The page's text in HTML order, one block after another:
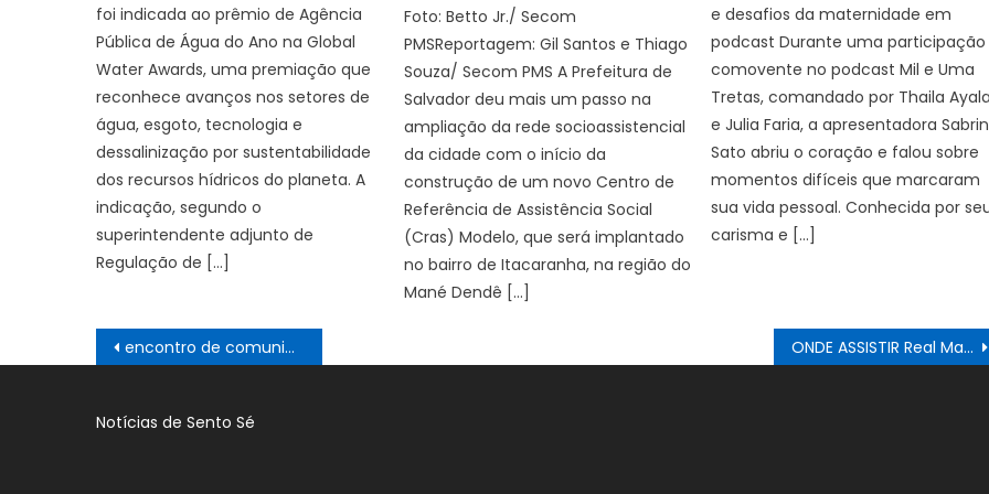
foi indicada ao prêmio de Agência
Pública de Água do Ano na Global
Water Awards, uma premiação que
reconhece avanços nos setores de
água, esgoto, tecnologia e
dessalinização por sustentabilidade
dos recursos hídricos do planeta. A
indicação, segundo o
superintendente adjunto de
Regulação de […]
Foto: Betto Jr./ Secom
PMSReportagem: Gil Santos e Thiago
Souza/ Secom PMS A Prefeitura de
Salvador deu mais um passo na
ampliação da rede socioassistencial
da cidade com o início da
construção de um novo Centro de
Referência de Assistência Social
(Cras) Modelo, que será implantado
no bairro de Itacaranha, na região do
Mané Dendê […]
e desafios da maternidade em
podcast Durante uma participação
comovente no podcast Mil e Uma
Tretas, comandado por Thaila Ayala
e Julia Faria, a apresentadora
Sato abriu o coração e falou sobre
momentos difíceis que marcaram
sua vida pessoal. Conhecida por
carisma e […]
Navegação
de
Post
encontro de comunicadores apresentou iniciativas da área que contribuem para um trânsito mais seguro – Agência de Noticias do Governo de Mato Grosso do Sul ONDE ASSISTIR Real Madrid x Espanyol AO VIVO, escalações e palpites Espanhol La Liga, HOJE (21/09)
Notícias de Sento Sé